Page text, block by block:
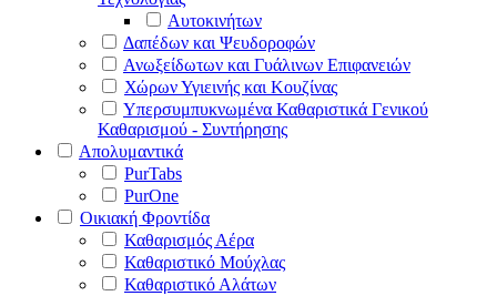
Αυτοκινήτων
Δαπέδων και Ψευδοροφών
Ανωξείδωτων και Γυάλινων Επιφανειών
Χώρων Υγιεινής και Κουζίνας
Υπερσυμπυκνωμένα Καθαριστικά Γενικού
Καθαρισμού - Συντήρησης
Απολυμαντικά
PurTabs
PurOne
Οικιακή Φροντίδα
Καθαρισμός Αέρα
Καθαριστικό Μούχλας
Καθαριστικό Αλάτων